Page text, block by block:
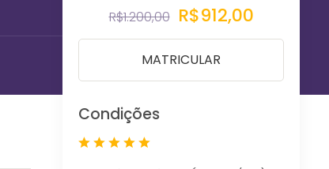
R$1.200,00 R$912,00
MATRICULAR
Condições